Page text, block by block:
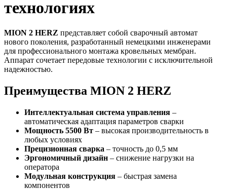
технологиях
MION 2 HERZ представляет собой сварочный автомат
нового поколения, разработанный немецкими инженерами
для профессионального монтажа кровельных мембран.
Аппарат сочетает передовые технологии с исключительной
надежностью.
Преимущества MION 2 HERZ
Интеллектуальная система управления –
автоматическая адаптация параметров сварки
Мощность 5500 Вт – высокая производительность в
любых условиях
Прецизионная сварка – точность до 0,5 мм
Эргономичный дизайн – снижение нагрузки на
оператора
Модульная конструкция – быстрая замена
компонентов